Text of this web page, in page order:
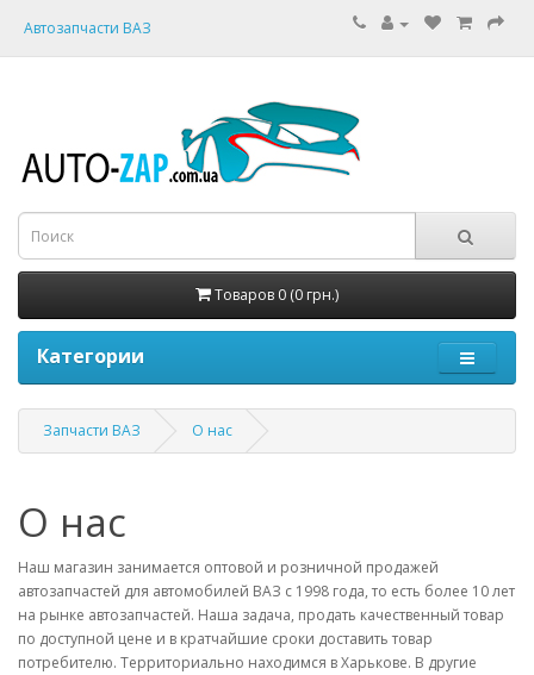
Автозапчасти ВАЗ
Товаров 0 (0 грн.)
Категории
Запчасти ВАЗ О нас
О нас
Наш магазин занимается оптовой и розничной продажей
автозапчастей для автомобилей ВАЗ с 1998 года, то есть более 10 лет
на рынке автозапчастей. Наша задача, продать качественный товар
по доступной цене и в кратчайшие сроки доставить товар
потребителю. Территориально находимся в Харькове. В другие